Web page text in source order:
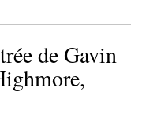
de Gavin